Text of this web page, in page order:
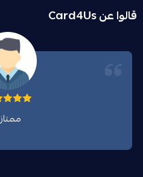
قالوا عن Card4Us